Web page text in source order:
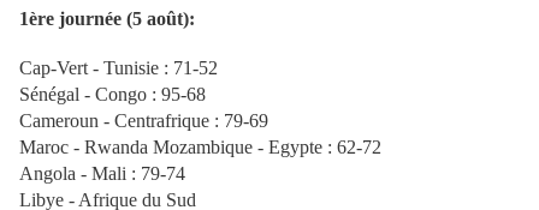
1ère journée (5 août):
Cap-Vert - Tunisie : 71-52
Sénégal - Congo : 95-68
Cameroun - Centrafrique : 79-69
Maroc - Rwanda Mozambique - Egypte : 62-72
Angola - Mali : 79-74
Libye - Afrique du Sud